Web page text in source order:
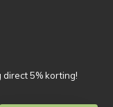
5% korting!